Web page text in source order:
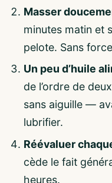
Masser
minutes matin et
pelote. Sans
Un peu d’huile
de l’ordre de
sans aiguille —
lubrifier.
Réévaluer
cède le fait
heures.